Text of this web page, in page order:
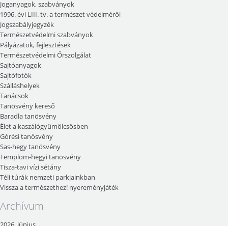
Joganyagok, szabványok
1996. évi LIII. tv. a természet védelméről
Jogszabályjegyzék
Természetvédelmi szabványok
Pályázatok, fejlesztések
Természetvédelmi Őrszolgálat
Sajtóanyagok
Sajtófotók
Szálláshelyek
Tanácsok
Tanösvény kereső
Baradla tanösvény
Élet a kaszálógyümölcsösben
Górési tanösvény
Sas-hegy tanösvény
Templom-hegyi tanösvény
Tisza-tavi vízi sétány
Téli túrák nemzeti parkjainkban
Vissza a természethez! nyereményjáték
Archívum